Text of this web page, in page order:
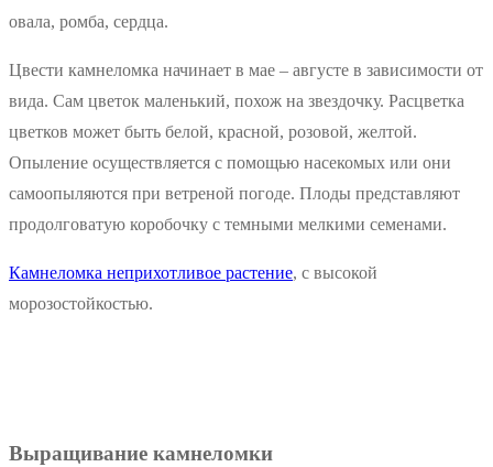
овала, ромба, сердца.
Цвести камнеломка начинает в мае – августе в зависимости от
вида. Сам цветок маленький, похож на звездочку. Расцветка
цветков может быть белой, красной, розовой, желтой.
Опыление осуществляется с помощью насекомых или они
самоопыляются при ветреной погоде. Плоды представляют
продолговатую коробочку с темными мелкими семенами.
Камнеломка неприхотливое растение, с высокой
морозостойкостью.
Выращивание камнеломки